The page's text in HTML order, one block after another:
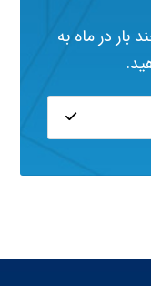
بار در ماه به